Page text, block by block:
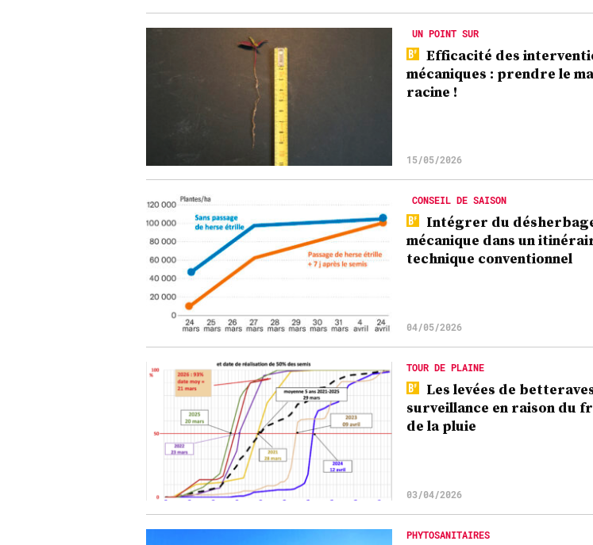
UN POINT SUR
Efficacité des
mécaniques : prendre le
racine !
15/05/2026
CONSEIL DE SAISON
Intégrer du
mécanique dans un
technique conventionnel
04/05/2026
TOUR DE PLAINE
Les levées de
surveillance en raison du
de la pluie
03/04/2026
PHYTOSANITAIRES